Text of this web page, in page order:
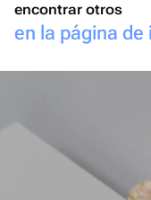
encontrar otros
en la página de